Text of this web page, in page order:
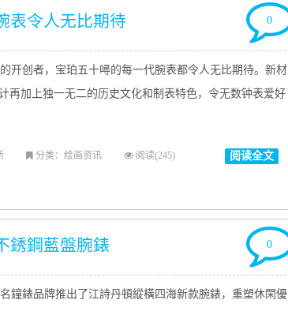
表令人无比期待 0
开创者，宝珀五十噚的每一代腕表都令人无比期待。新材
再加上独一无二的历史文化和制表特色，令无数钟表爱好
阅读全文
分类：绘画资讯 阅读(245)
銹鋼藍盤腕錶 0
鐘錶品牌推出了江詩丹頓縱橫四海新款腕錶，重塑休閑優